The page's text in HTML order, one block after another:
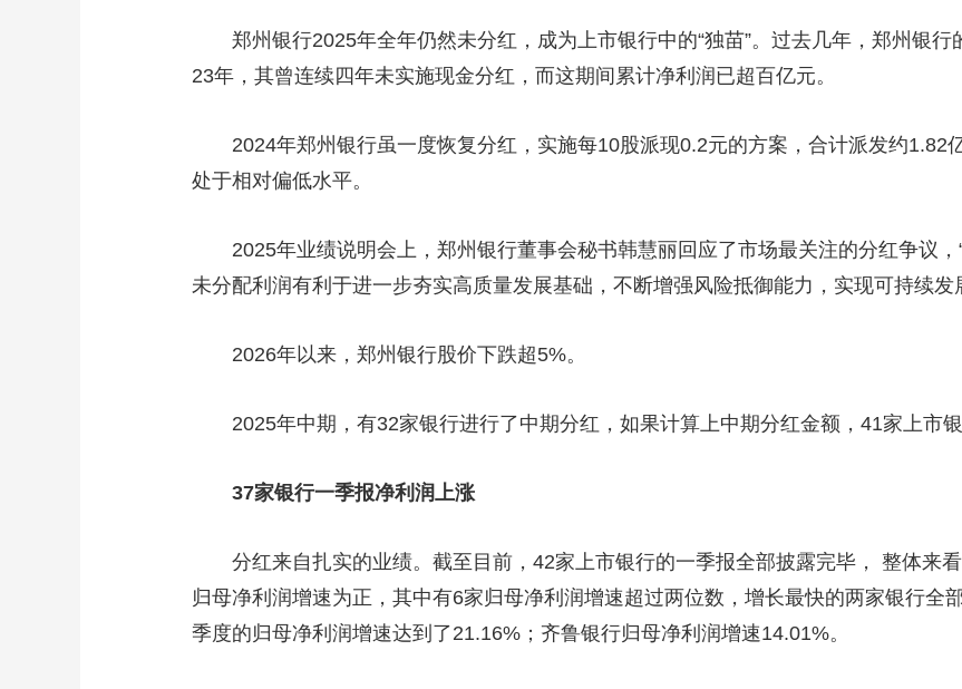
郑州银行2025年全年仍然未分红，成为上市银行中的“独苗”。过去几年，郑州银行
23年，其曾连续四年未实施现金分红，而这期间累计净利润已超百亿元。
2024年郑州银行虽一度恢复分红，实施每10股派现0.2元的方案，合计派发约1.82
处于相对偏低水平。
2025年业绩说明会上，郑州银行董事会秘书韩慧丽回应了市场最关注的分红争议，
未分配利润有利于进一步夯实高质量发展基础，不断增强风险抵御能力，实现可持续发
2026年以来，郑州银行股价下跌超5%。
2025年中期，有32家银行进行了中期分红，如果计算上中期分红金额，41家上市银
37家银行一季报净利润上涨
分红来自扎实的业绩。截至目前，42家上市银行的一季报全部披露完毕， 整体来
归母净利润增速为正，其中有6家归母净利润增速超过两位数，增长最快的两家银行全
季度的归母净利润增速达到了21.16%；齐鲁银行归母净利润增速14.01%。